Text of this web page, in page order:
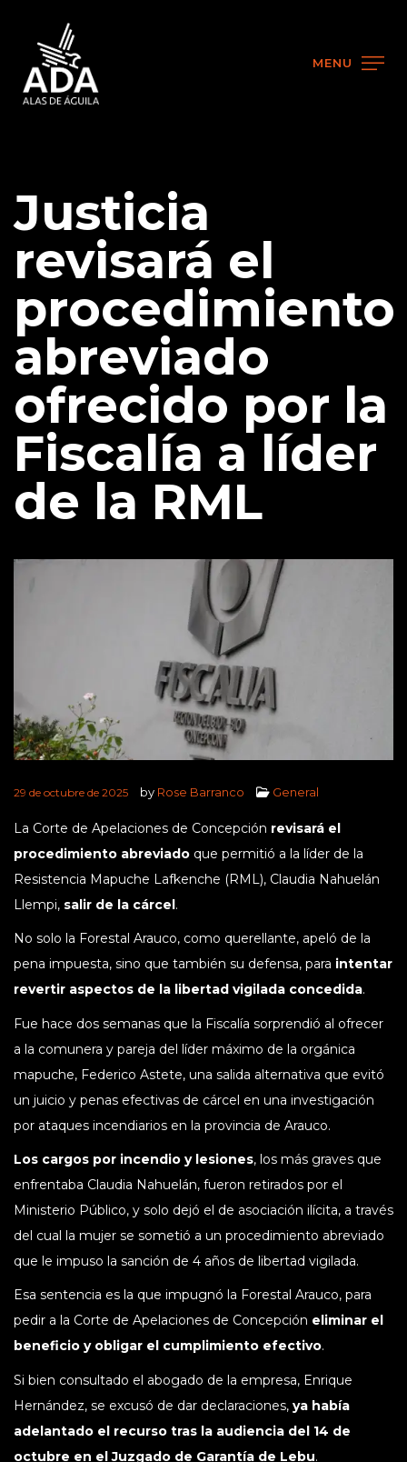
MENU
Justicia
revisará el
procedimiento
abreviado
ofrecido por la
Fiscalía a líder
de la RML
29 de octubre de 2025 by Rose Barranco General
La Corte de Apelaciones de Concepción revisará el
procedimiento abreviado que permitió a la líder de la
Resistencia Mapuche Lafkenche (RML), Claudia Nahuelán
Llempi, salir de la cárcel.
No solo la Forestal Arauco, como querellante, apeló de la
pena impuesta, sino que también su defensa, para intentar
revertir aspectos de la libertad vigilada concedida.
Fue hace dos semanas que la Fiscalía sorprendió al ofrecer
a la comunera y pareja del líder máximo de la orgánica
mapuche, Federico Astete, una salida alternativa que evitó
un juicio y penas efectivas de cárcel en una investigación
por ataques incendiarios en la provincia de Arauco.
Los cargos por incendio y lesiones, los más graves que
enfrentaba Claudia Nahuelán, fueron retirados por el
Ministerio Público, y solo dejó el de asociación ilícita, a través
del cual la mujer se sometió a un procedimiento abreviado
que le impuso la sanción de 4 años de libertad vigilada.
Esa sentencia es la que impugnó la Forestal Arauco, para
pedir a la Corte de Apelaciones de Concepción eliminar el
beneficio y obligar el cumplimiento efectivo.
Si bien consultado el abogado de la empresa, Enrique
Hernández, se excusó de dar declaraciones, ya había
adelantado el recurso tras la audiencia del 14 de
octubre en el Juzgado de Garantía de Lebu.